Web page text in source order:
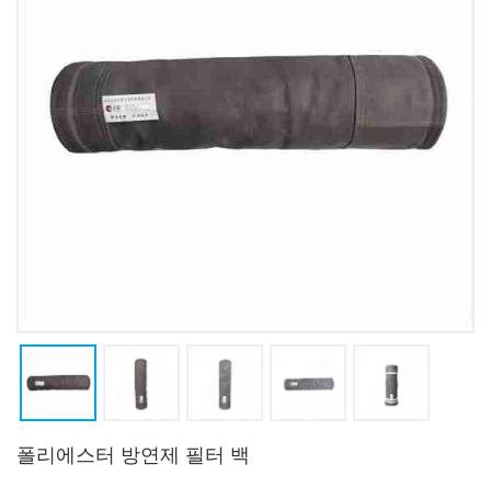
폴리에스터 방연제 필터 백